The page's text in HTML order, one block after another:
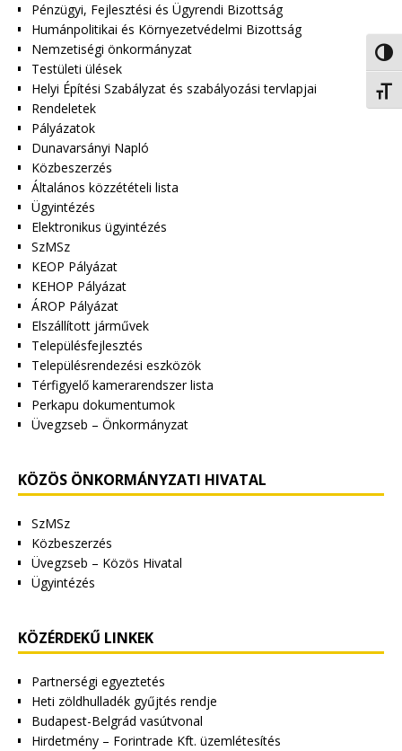
Pénzügyi, Fejlesztési és Ügyrendi Bizottság
Humánpolitikai és Környezetvédelmi Bizottság
Nemzetiségi önkormányzat
Testületi ülések
Helyi Építési Szabályzat és szabályozási tervlapjai
Rendeletek
Pályázatok
Dunavarsányi Napló
Közbeszerzés
Általános közzétételi lista
Ügyintézés
Elektronikus ügyintézés
SzMSz
KEOP Pályázat
KEHOP Pályázat
ÁROP Pályázat
Elszállított járművek
Településfejlesztés
Településrendezési eszközök
Térfigyelő kamerarendszer lista
Perkapu dokumentumok
Üvegzseb – Önkormányzat
KÖZÖS ÖNKORMÁNYZATI HIVATAL
SzMSz
Közbeszerzés
Üvegzseb – Közös Hivatal
Ügyintézés
KÖZÉRDEKŰ LINKEK
Partnerségi egyeztetés
Heti zöldhulladék gyűjtés rendje
Budapest-Belgrád vasútvonal
Hirdetmény – Forintrade Kft. üzemlétesítés